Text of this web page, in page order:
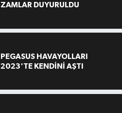
ZAMLAR DUYURULDU
PEGASUS HAVAYOLLARI
2023'TE KENDİNİ AŞTI